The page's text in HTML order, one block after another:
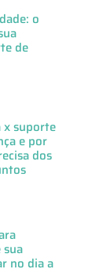
o
de
x suporte
e por
dos
sua
no dia a